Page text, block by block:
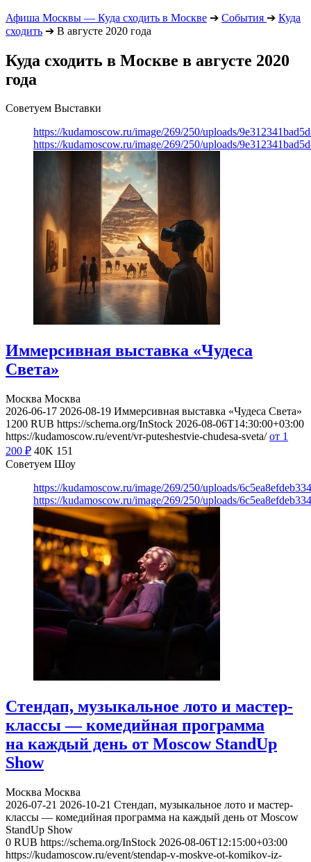
Афиша Москвы — Куда сходить в Москве ➔ События ➔ Куда
сходить ➔ В августе 2020 года
Куда сходить в Москве в августе 2020
года
Советуем Выставки
https://kudamoscow.ru/image/269/250/uploads/
https://kudamoscow.ru/image/269/250/uploads/
Иммерсивная выставка «Чудеса
Света»
Москва Москва
2026-06-17 2026-08-19 Иммерсивная выставка «Чудеса Света»
1200 RUB https://schema.org/InStock 2026-08-06T14:30:00+03:00
https://kudamoscow.ru/event/vr-puteshestvie-chudesa-sveta/ от 1
200 ₽ 40K 151
Советуем Шоу
https://kudamoscow.ru/image/269/250/uploads/
https://kudamoscow.ru/image/269/250/uploads/
Стендап, музыкальное лото и мастер-
классы — комедийная программа
на каждый день от Moscow StandUp
Show
Москва Москва
2026-07-21 2026-10-21 Стендап, музыкальное лото и мастер-
классы — комедийная программа на каждый день от Moscow
StandUp Show
0 RUB https://schema.org/InStock 2026-08-06T12:15:00+03:00
https://kudamoscow.ru/event/stendap-v-moskve-ot-komikov-iz-